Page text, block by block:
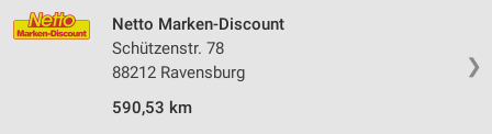
❯
Netto Marken-Discount
Schützenstr. 78
88212 Ravensburg
590,53 km